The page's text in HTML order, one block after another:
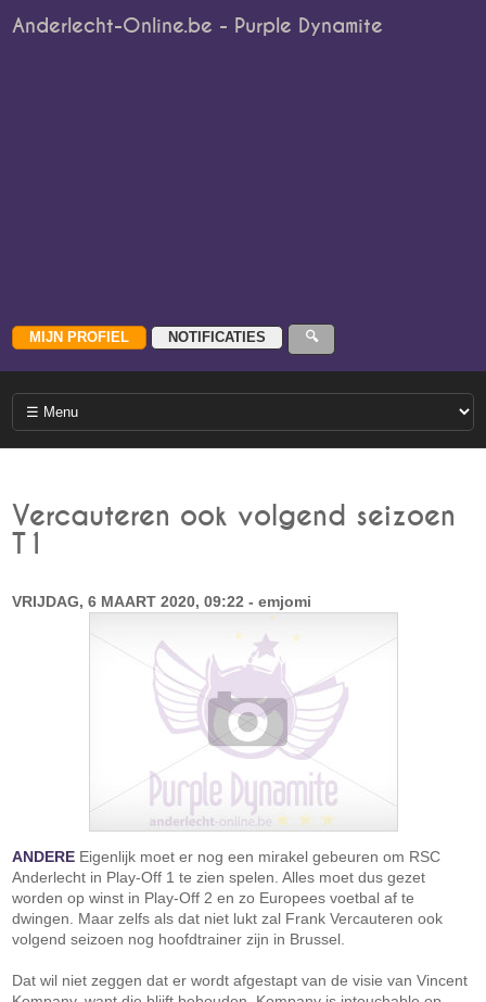
Anderlecht-Online.be - Purple Dynamite
Vercauteren ook volgend seizoen
T1
VRIJDAG, 6 MAART 2020, 09:22 - emjomi
ANDERE Eigenlijk moet er nog een mirakel gebeuren om RSC
Anderlecht in Play-Off 1 te zien spelen. Alles moet dus gezet
worden op winst in Play-Off 2 en zo Europees voetbal af te
dwingen. Maar zelfs als dat niet lukt zal Frank Vercauteren ook
volgend seizoen nog hoofdtrainer zijn in Brussel.
Dat wil niet zeggen dat er wordt afgestapt van de visie van Vincent